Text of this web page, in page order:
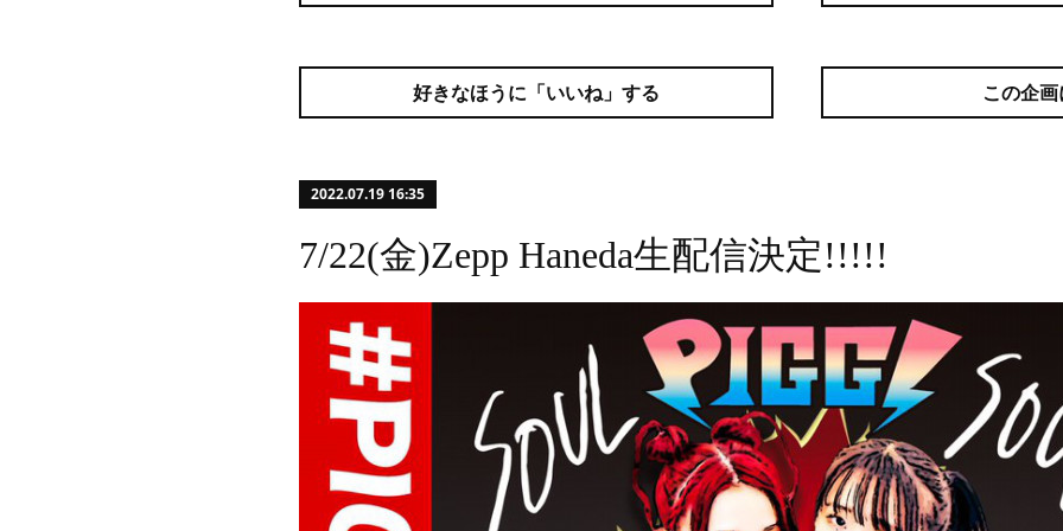
好きなほうに「いいね」する この企
2022.07.19 16:35
7/22(金)Zepp Haneda生配信決定!!!!!